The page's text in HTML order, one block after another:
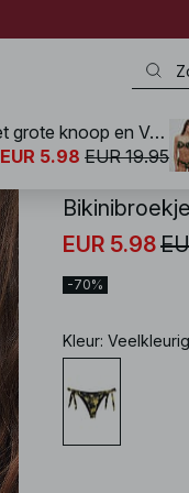
NA-KD /
EUR 5.98
-70%
Kleur: Veelkleurig
Bikinibroekje met grote knoop en V-uitsnijding
EUR 5.98 EUR 19.95